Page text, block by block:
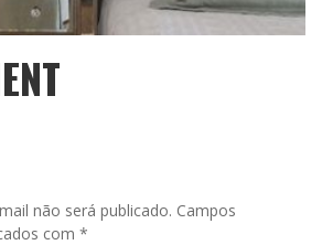
não será publicado. Campos
com *